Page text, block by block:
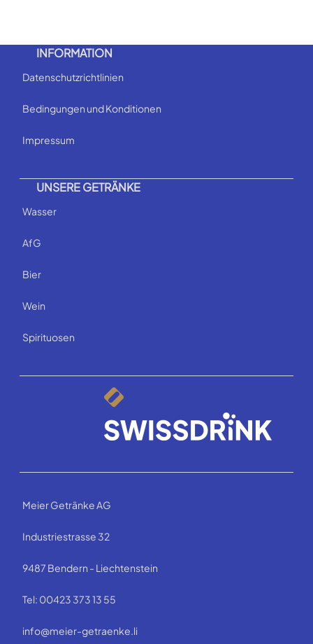
INFORMATION
Datenschutzrichtlinien
Bedingungen und Konditionen
Impressum
UNSERE GETRÄNKE
Wasser
AfG
Bier
Wein
Spirituosen
Meier Getränke AG
Industriestrasse 32
9487 Bendern - Liechtenstein
Tel: 00423 373 13 55
info@meier-getraenke.li